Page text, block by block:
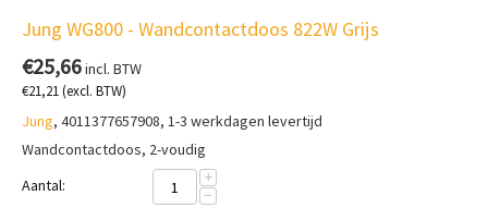
Jung WG800 - Wandcontactdoos 822W Grijs
€25,66incl. BTW
€21,21(excl. BTW)
Jung, 4011377657908, 1-3 werkdagen levertijd
Wandcontactdoos, 2-voudig
Aantal:
+
−